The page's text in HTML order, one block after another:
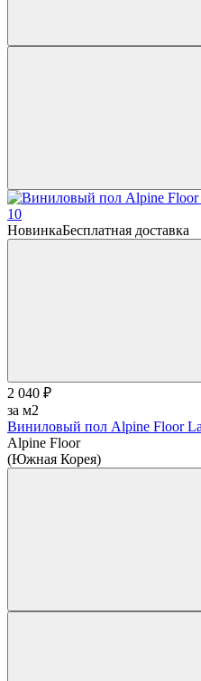
НовинкаБесплатная доставка
2 040 ₽
за м2
Виниловый пол Alpine Floor
Alpine Floor
(Южная Корея)